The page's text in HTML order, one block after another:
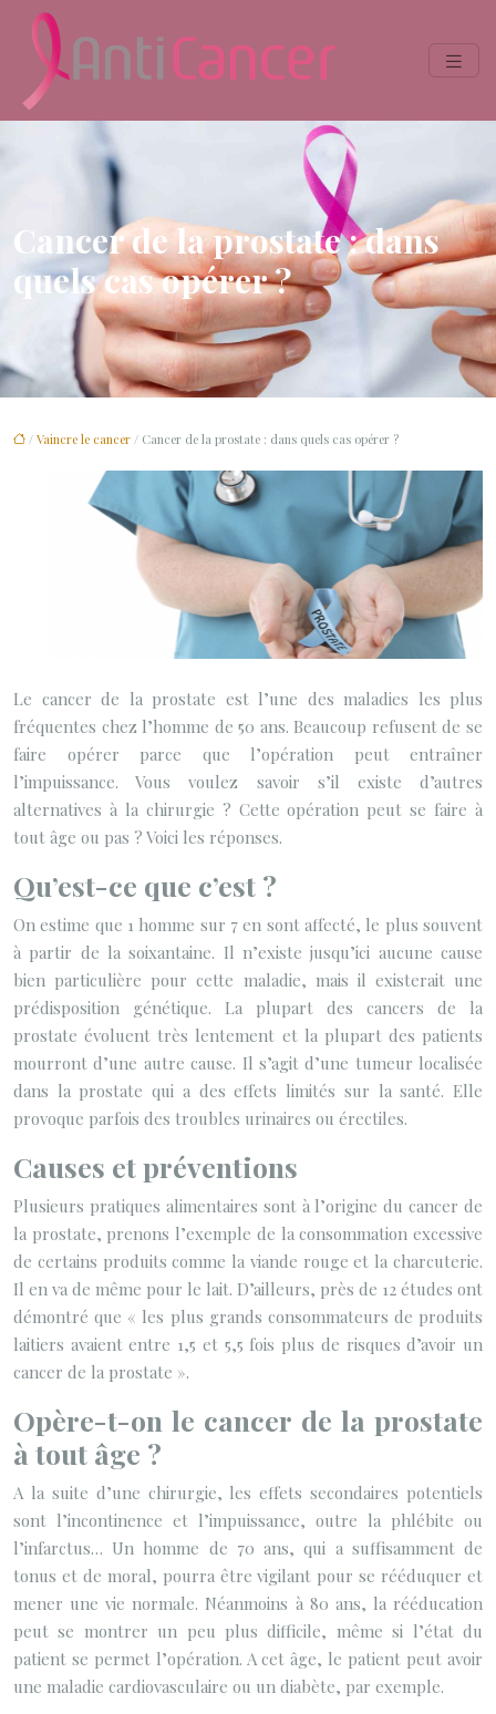
Cancer de la prostate : dans
quels cas opérer ?
/ Vaincre le cancer / Cancer de la prostate : dans quels cas opérer ?
Le cancer de la prostate est l’une des maladies les plus
fréquentes chez l’homme de 50 ans. Beaucoup refusent de se
faire opérer parce que l’opération peut entraîner
l’impuissance. Vous voulez savoir s’il existe d’autres
alternatives à la chirurgie ? Cette opération peut se faire à
tout âge ou pas ? Voici les réponses.
Qu’est-ce que c’est ?
On estime que 1 homme sur 7 en sont affecté, le plus souvent
à partir de la soixantaine. Il n’existe jusqu’ici aucune cause
bien particulière pour cette maladie, mais il existerait une
prédisposition génétique. La plupart des cancers de la
prostate évoluent très lentement et la plupart des patients
mourront d’une autre cause. Il s’agit d’une tumeur localisée
dans la prostate qui a des effets limités sur la santé. Elle
provoque parfois des troubles urinaires ou érectiles.
Causes et préventions
Plusieurs pratiques alimentaires sont à l’origine du cancer de
la prostate, prenons l’exemple de la consommation excessive
de certains produits comme la viande rouge et la charcuterie.
Il en va de même pour le lait. D’ailleurs, près de 12 études ont
démontré que « les plus grands consommateurs de produits
laitiers avaient entre 1,5 et 5,5 fois plus de risques d’avoir un
cancer de la prostate ».
Opère-t-on le cancer de la prostate
à tout âge ?
A la suite d’une chirurgie, les effets secondaires potentiels
sont l’incontinence et l’impuissance, outre la phlébite ou
l’infarctus… Un homme de 70 ans, qui a suffisamment de
tonus et de moral, pourra être vigilant pour se rééduquer et
mener une vie normale. Néanmoins à 80 ans, la rééducation
peut se montrer un peu plus difficile, même si l’état du
patient se permet l’opération. A cet âge, le patient peut avoir
une maladie cardiovasculaire ou un diabète, par exemple.